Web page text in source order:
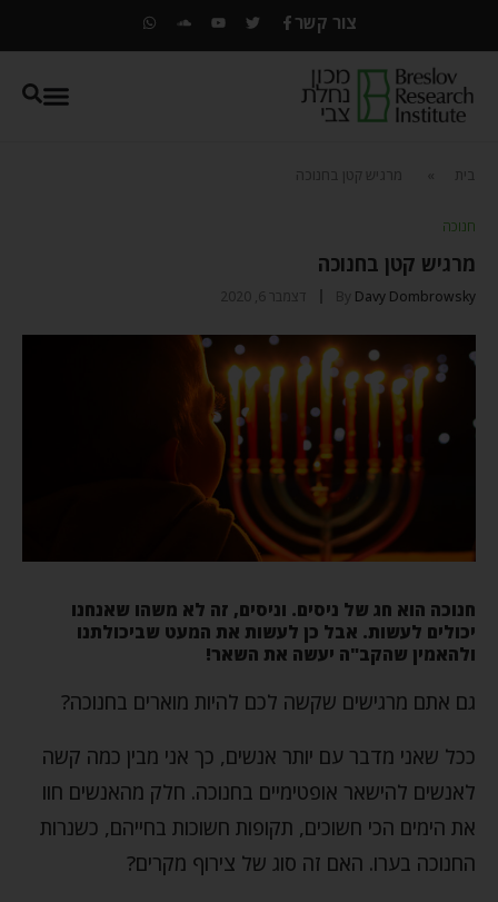
צור קשר
בית מרגיש קטן בחנוכה
חנוכה
מרגיש קטן בחנוכה
By Davy Dombrowsky דצמבר 6, 2020
חנוכה הוא חג של ניסים. וניסים, זה לא משהו שאנחנו
יכולים לעשות. אבל כן לעשות את המעט שביכולתנו
ולהאמין שהקב"ה יעשה את השאר!
גם אתם מרגישים שקשה לכם להיות מוארים בחנוכה?
ככל שאני מדבר עם יותר אנשים, כך אני מבין כמה קשה
לאנשים להישאר אופטימיים בחנוכה. חלק מהאנשים חוו
את הימים הכי חשוכים, תקופות חשוכות בחייהם, כשנרות
החנוכה בערו. האם זה סוג של צירוף מקרים?